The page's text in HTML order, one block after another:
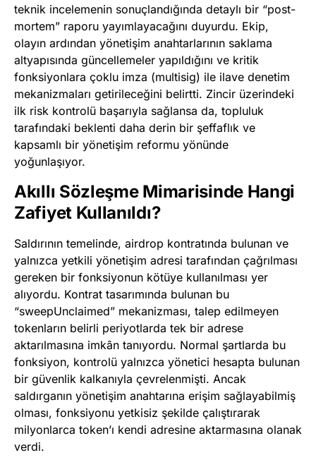
teknik incelemenin sonuçlandığında detaylı bir “post-
mortem” raporu yayımlayacağını duyurdu. Ekip,
olayın ardından yönetişim anahtarlarının saklama
altyapısında güncellemeler yapıldığını ve kritik
fonksiyonlara çoklu imza (multisig) ile ilave denetim
mekanizmaları getirileceğini belirtti. Zincir üzerindeki
ilk risk kontrolü başarıyla sağlansa da, topluluk
tarafındaki beklenti daha derin bir şeffaflık ve
kapsamlı bir yönetişim reformu yönünde
yoğunlaşıyor.
Akıllı Sözleşme Mimarisinde Hangi
Zafiyet Kullanıldı?
Saldırının temelinde, airdrop kontratında bulunan ve
yalnızca yetkili yönetişim adresi tarafından çağrılması
gereken bir fonksiyonun kötüye kullanılması yer
alıyordu. Kontrat tasarımında bulunan bu
“sweepUnclaimed” mekanizması, talep edilmeyen
tokenların belirli periyotlarda tek bir adrese
aktarılmasına imkân tanıyordu. Normal şartlarda bu
fonksiyon, kontrolü yalnızca yönetici hesapta bulunan
bir güvenlik kalkanıyla çevrelenmişti. Ancak
saldırganın yönetişim anahtarına erişim sağlayabilmiş
olması, fonksiyonu yetkisiz şekilde çalıştırarak
milyonlarca token’ı kendi adresine aktarmasına olanak
verdi.